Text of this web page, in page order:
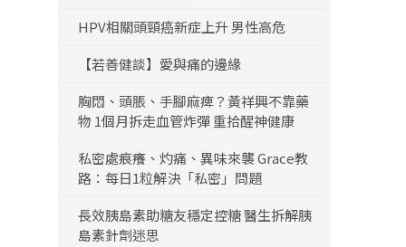
HPV相關頭頸癌新症上升 男性高危
【若善健談】愛與痛的邊緣
胸悶、頭脹、手腳麻痺？黃祥興不靠藥
物 1個月拆走血管炸彈 重拾醒神健康
私密處痕癢、灼痛、異味來襲 Grace教
路：每日1粒解決「私密」問題
長效胰島素助糖友穩定控糖 醫生拆解胰
島素針劑迷思